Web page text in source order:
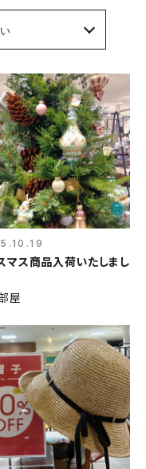
マス商品入荷いたしまし
屋